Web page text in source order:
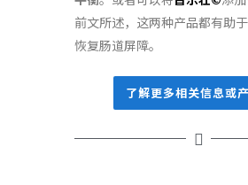
前文所述，这两种产品都有助
恢复肠道屏障。
了解更多相关信息